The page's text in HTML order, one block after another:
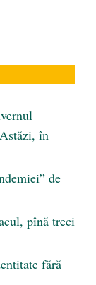
în
de
pînă treci
fără